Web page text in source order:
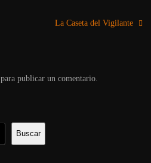
La Caseta del Vigilante
para publicar un comentario.
Buscar